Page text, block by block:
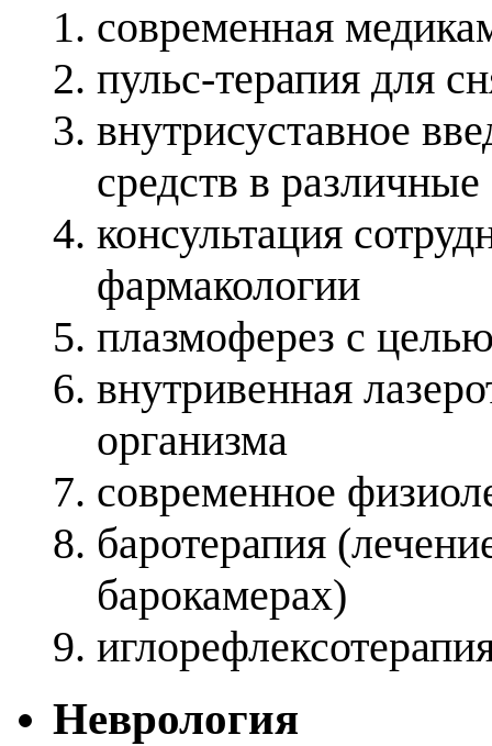
современная
пульс-терапия для
внутрисуставное
средств в
консультация
фармакологии
плазмоферез с
внутривенная
организма
современное
баротерапия
барокамерах)
Неврология